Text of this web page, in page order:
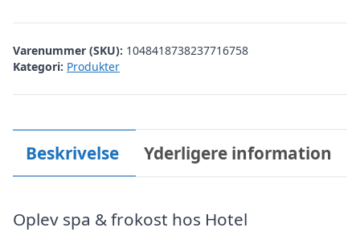
Varenummer (SKU): 1048418738237716758
Kategori: Produkter
Beskrivelse Yderligere information
Oplev spa & frokost hos Hotel